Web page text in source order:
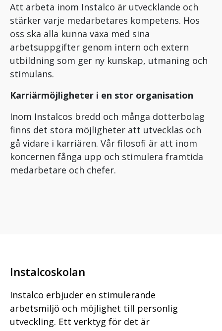
Att arbeta inom Instalco är utvecklande och
stärker varje medarbetares kompetens. Hos
oss ska alla kunna växa med sina
arbetsuppgifter genom intern och extern
utbildning som ger ny kunskap, utmaning och
stimulans.
Karriärmöjligheter i en stor organisation
Inom Instalcos bredd och många dotterbolag
finns det stora möjligheter att utvecklas och
gå vidare i karriären. Vår filosofi är att inom
koncernen fånga upp och stimulera framtida
medarbetare och chefer.
Instalcoskolan
Instalco erbjuder en stimulerande
arbetsmiljö och möjlighet till personlig
utveckling. Ett verktyg för det är